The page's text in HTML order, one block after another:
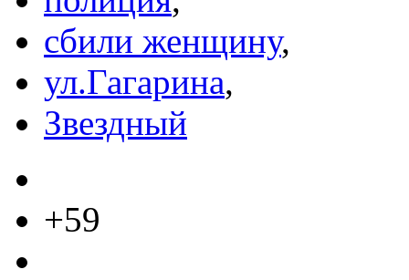
сбили женщину,
ул.Гагарина,
Звездный
+59